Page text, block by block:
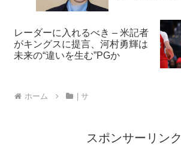
レーダーに入れるべき – 米記者
がキングスに提言、河村勇輝は
未来の“違いを生む”PGか
ホーム | サ
スポンサーリンク